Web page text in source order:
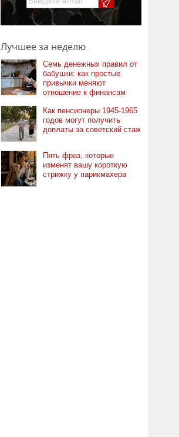
Лучшее за неделю
Семь денежных правил от
бабушки: как простые
привычки меняют
отношение к финансам
Как пенсионеры 1945-1965
годов могут получить
доплаты за советский стаж
Пять фраз, которые
изменят вашу короткую
стрижку у парикмахера